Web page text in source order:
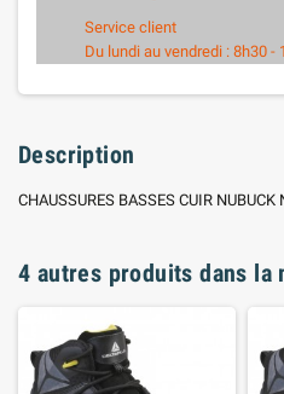
Service client
Du lundi au vendredi : 8h30 -
Description
CHAUSSURES BASSES CUIR NUBUCK
4 autres produits dans la